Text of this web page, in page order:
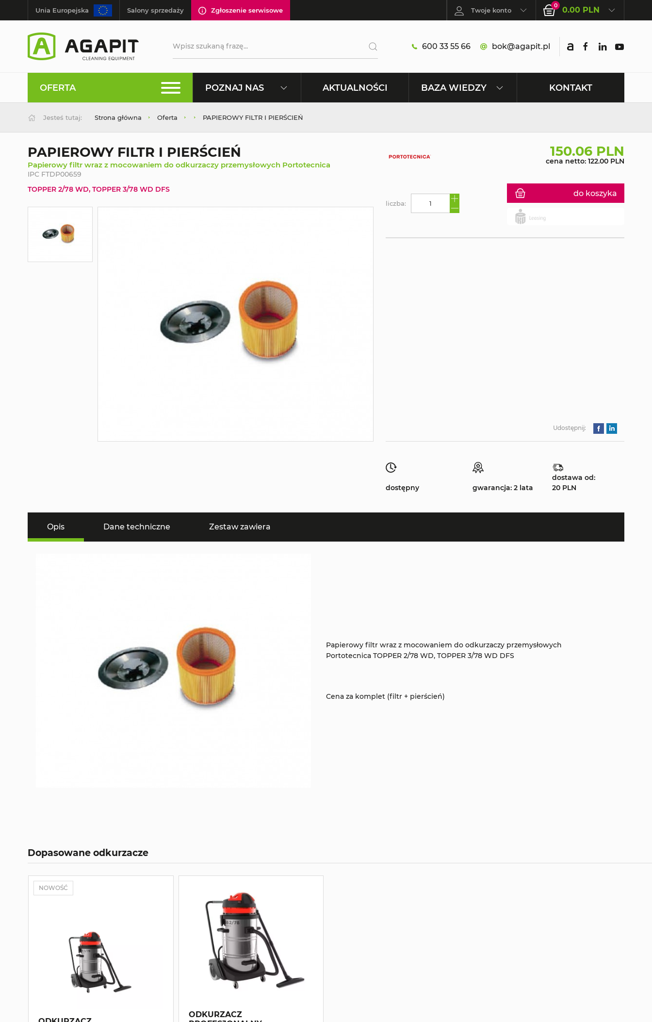
Unia Europejska Salony sprzedaży Zgłoszenie serwisowe Twoje konto
0 0.00 PLN
600 33 55 66 bok@agapit.pl
OFERTA POZNAJ NAS AKTUALNOŚCI BAZA WIEDZY KONTAKT
Jesteś tutaj: Strona główna Oferta PAPIEROWY FILTR I PIERŚCIEŃ
PAPIEROWY FILTR I PIERŚCIEŃ
Papierowy filtr wraz z mocowaniem do odkurzaczy przemysłowych Portotecnica
IPC FTDP00659
TOPPER 2/78 WD, TOPPER 3/78 WD DFS
150.06 PLN
cena netto: 122.00 PLN
do koszyka
liczba:
Udostępnij:
dostępny gwarancja: 2 lata
dostawa od:
20 PLN
Opis Dane techniczne Zestaw zawiera
Papierowy filtr wraz z mocowaniem do odkurzaczy przemysłowych
Portotecnica TOPPER 2/78 WD, TOPPER 3/78 WD DFS
Cena za komplet (filtr + pierścień)
Dopasowane odkurzacze
NOWOŚĆ
ODKURZACZ